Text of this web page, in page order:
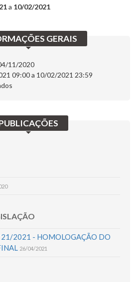
a 10/02/2021
GERAIS
11/2020
09:00 a 10/02/2021 23:59
21/2021 - HOMOLOGAÇÃO DO
26/04/2021